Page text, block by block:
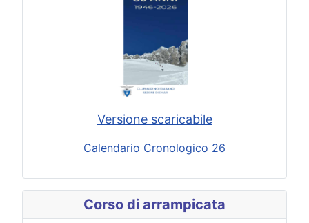
Versione scaricabile
Calendario Cronologico 26
Corso di arrampicata